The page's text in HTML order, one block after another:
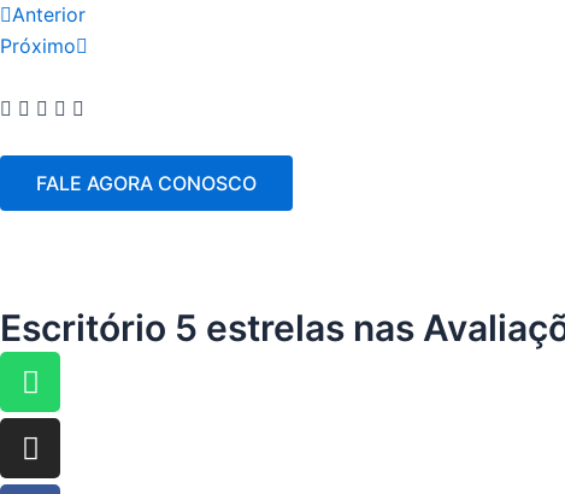
Prev
Anterior
Próximo
FALE AGORA CONOSCO
Escritório 5 estrelas nas
Whatsapp
Instagram
Facebook
Linkedin